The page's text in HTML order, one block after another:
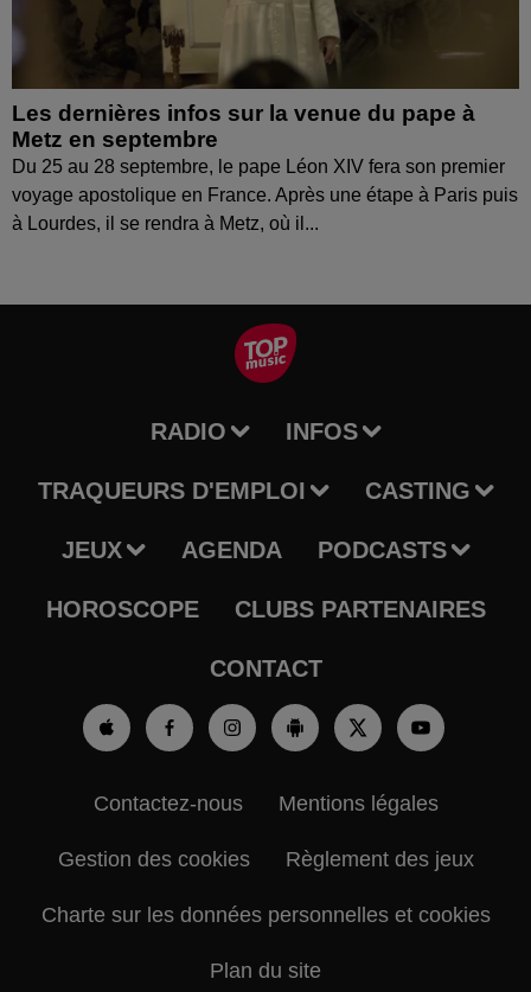
Les dernières infos sur la venue du pape à
Metz en septembre
Du 25 au 28 septembre, le pape Léon XIV fera son premier
voyage apostolique en France. Après une étape à Paris puis
à Lourdes, il se rendra à Metz, où il...
RADIO INFOS
TRAQUEURS D'EMPLOI CASTING
JEUX AGENDA PODCASTS
HOROSCOPE CLUBS PARTENAIRES
CONTACT
Contactez-nous Mentions légales
Gestion des cookies Règlement des jeux
Charte sur les données personnelles et cookies
Plan du site